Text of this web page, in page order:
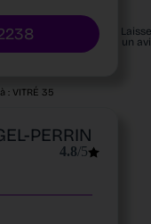
un
: VITRÉ 35
PERRIN
4.8/5